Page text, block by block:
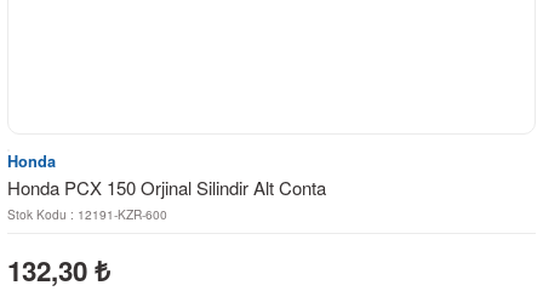
Honda
Honda PCX 150 Orjinal Silindir Alt Conta
Stok Kodu : 12191-KZR-600
132,30 ₺